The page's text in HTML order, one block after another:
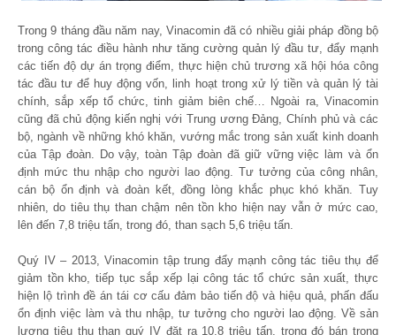
Trong 9 tháng đầu năm nay, Vinacomin đã có nhiều giải pháp đồng bộ
trong công tác điều hành như tăng cường quản lý đầu tư, đẩy mạnh
các tiến độ dự án trọng điểm, thực hiện chủ trương xã hội hóa công
tác đầu tư để huy động vốn, linh hoạt trong xử lý tiền và quản lý tài
chính, sắp xếp tổ chức, tinh giảm biên chế… Ngoài ra, Vinacomin
cũng đã chủ động kiến nghị với Trung ương Đảng, Chính phủ và các
bộ, ngành về những khó khăn, vướng mắc trong sản xuất kinh doanh
của Tập đoàn. Do vậy, toàn Tập đoàn đã giữ vững việc làm và ổn
định mức thu nhập cho người lao động. Tư tưởng của công nhân,
cán bộ ổn định và đoàn kết, đồng lòng khắc phục khó khăn. Tuy
nhiên, do tiêu thụ than chậm nên tồn kho hiện nay vẫn ở mức cao,
lên đến 7,8 triệu tấn, trong đó, than sạch 5,6 triệu tấn.
Quý IV – 2013, Vinacomin tập trung đẩy mạnh công tác tiêu thụ để
giảm tồn kho, tiếp tục sắp xếp lại công tác tổ chức sản xuất, thực
hiện lộ trình đề án tái cơ cấu đảm bảo tiến độ và hiệu quả, phấn đấu
ổn định việc làm và thu nhập, tư tưởng cho người lao động. Về sản
lượng tiêu thụ than quý IV đặt ra 10,8 triệu tấn, trong đó bán trong